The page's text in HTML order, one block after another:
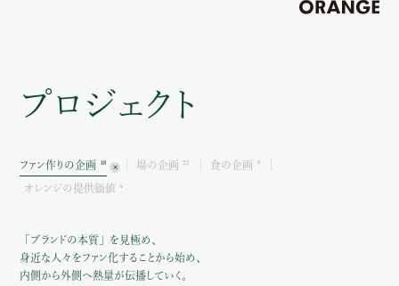
プロジェクト
ファン作りの企画 18 場の企画 22 食の企画 9
オレンジの提供価値 4
「ブランドの本質」を見極め、
身近な人々をファン化することから始め、
内側から外側へ熱量が伝播していく。